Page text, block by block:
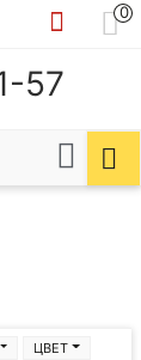
0
57
ЦВЕТ